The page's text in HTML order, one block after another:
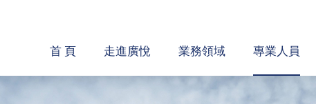
首 頁 走進廣悅 業務領域 專業人員